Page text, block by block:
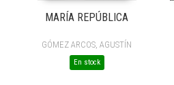
MARÍA REPÚBLICA
GÓMEZ ARCOS, AGUSTÍN
En stock